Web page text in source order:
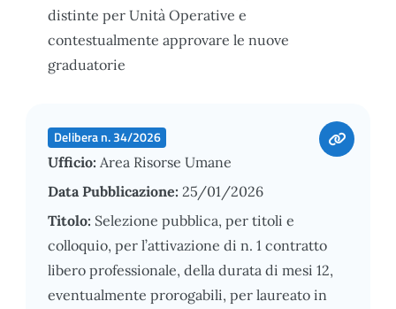
distinte per Unità Operative e
contestualmente approvare le nuove
graduatorie
Delibera n. 34/2026
Ufficio: Area Risorse Umane
Data Pubblicazione: 25/01/2026
Titolo: Selezione pubblica, per titoli e
colloquio, per l’attivazione di n. 1 contratto
libero professionale, della durata di mesi 12,
eventualmente prorogabili, per laureato in